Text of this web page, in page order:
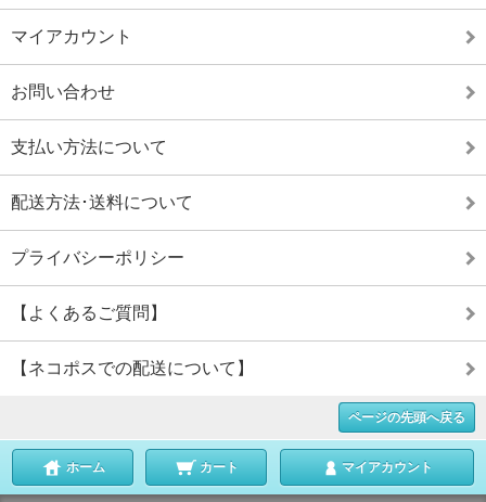
マイアカウント
お問い合わせ
支払い方法について
配送方法･送料について
プライバシーポリシー
【よくあるご質問】
【ネコポスでの配送について】
ページの先頭へ戻る
ホーム カート マイアカウント